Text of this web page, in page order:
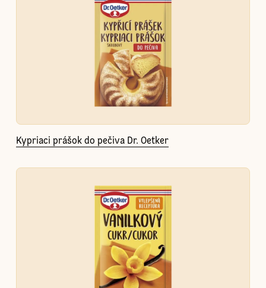
Kypriaci prášok do pečiva Dr. Oetker